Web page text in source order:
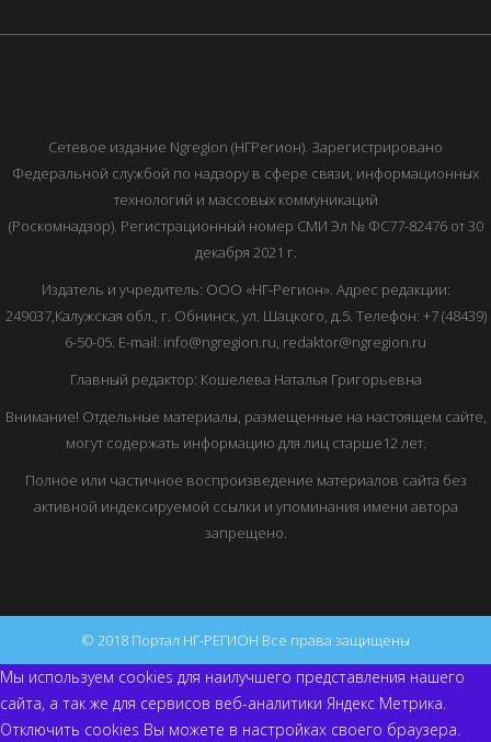
Сетевое издание Ngregion (НГРегион). Зарегистрировано
Федеральной службой по надзору в сфере связи, информационных
технологий и массовых коммуникаций
(Роскомнадзор). Регистрационный номер СМИ Эл № ФС77-82476 от 30
декабря 2021 г.
Издатель и учредитель: ООО «НГ-Регион». Адрес редакции:
249037,Калужская обл., г. Обнинск, ул. Шацкого, д.5. Телефон: +7 (48439)
6-50-05. E-mail: info@ngregion.ru, redaktor@ngregion.ru
Главный редактор: Кошелева Наталья Григорьевна
Внимание! Отдельные материалы, размещенные на настоящем сайте,
могут содержать информацию для лиц старше12 лет.
Полное или частичное воспроизведение материалов сайта без
активной индексируемой ссылки и упоминания имени автора
запрещено.
© 2018 Портал НГ-РЕГИОН Все права защищены
Мы используем cookies для наилучшего представления нашего
сайта, а так же для сервисов веб-аналитики Яндекс Метрика.
Отключить cookies Вы можете в настройках своего браузера.